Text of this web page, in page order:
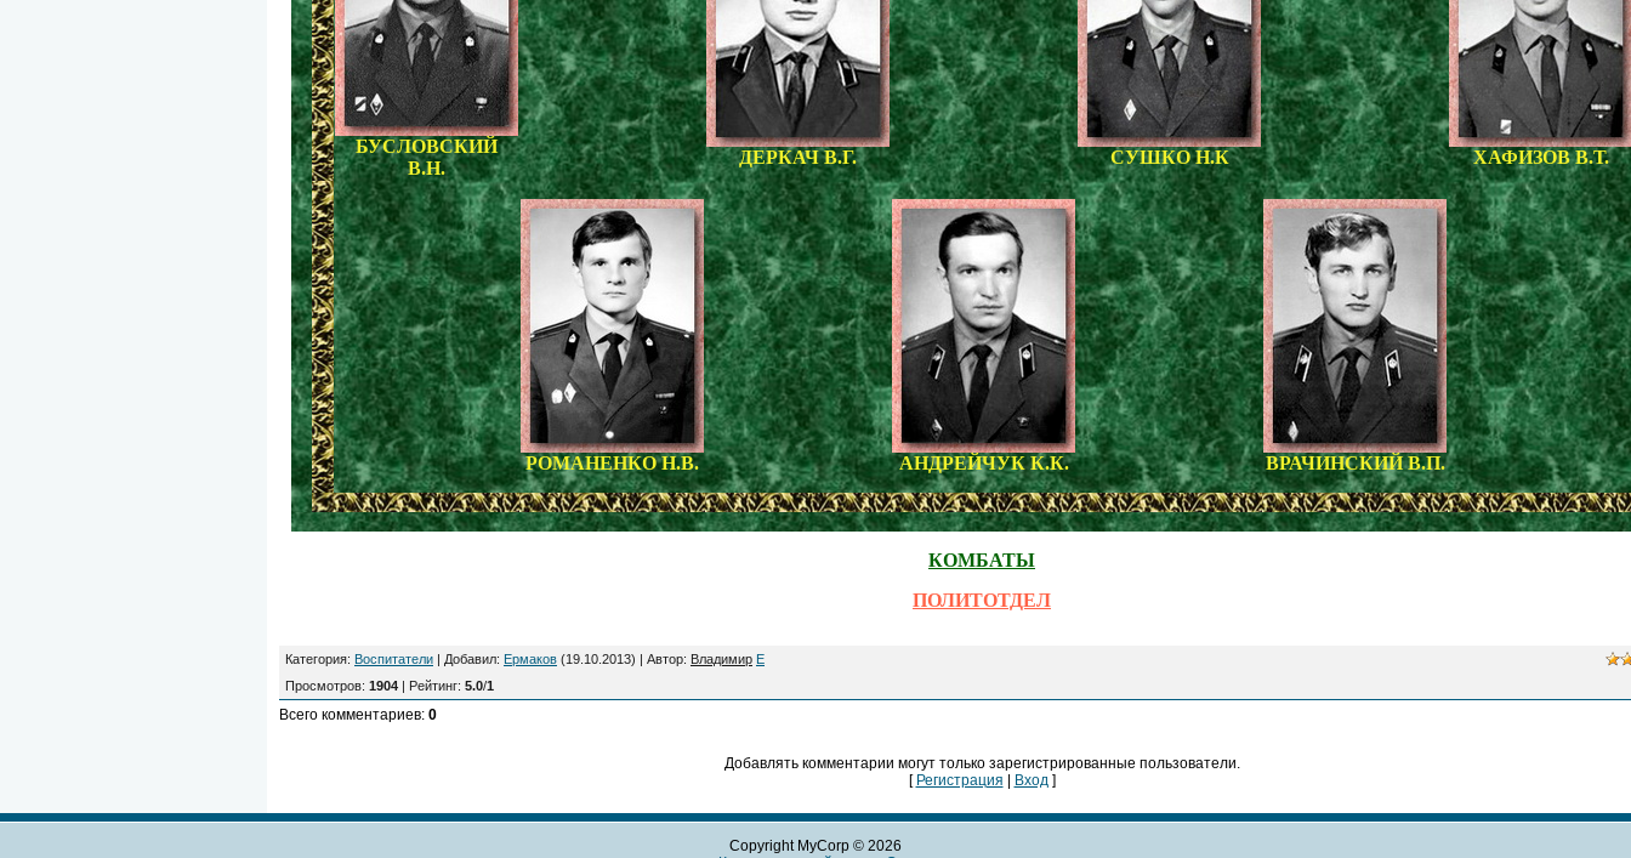
БУСЛОВСКИЙ
В.Н.
ДЕРКАЧ В.Г. СУШКО Н.К ХАФИЗОВ В.Т.
РОМАНЕНКО Н.В. АНДРЕЙЧУК К.К. ВРАЧИНСКИЙ В.П.
КОМБАТЫ
ПОЛИТОТДЕЛ
Категория: Воспитатели Добавил: Ермаков (19.10.2013) | Автор: Владимир E
Просмотров: 1904 Рейтинг: 5.0/1
Всего комментариев: 0
Добавлять комментарии могут только зарегистрированные пользователи.
[ Регистрация Вход]
Copyright MyCorp © 2026